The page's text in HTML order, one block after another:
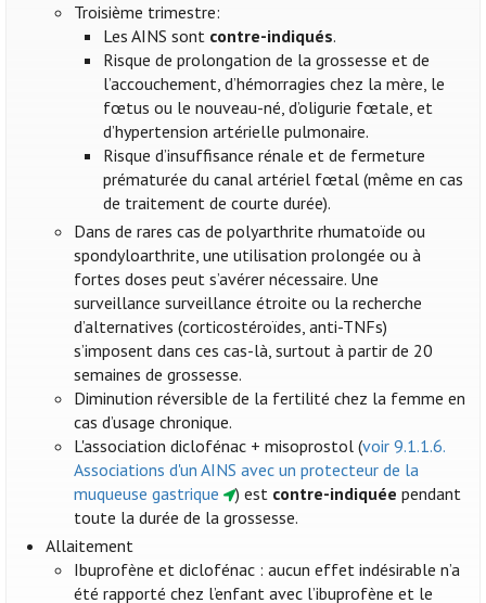
Troisième trimestre:
Les AINS sont contre-indiqués.
Risque de prolongation de la grossesse et de
l’accouchement, d’hémorragies chez la mère, le
fœtus ou le nouveau-né, d’oligurie fœtale, et
d’hypertension artérielle pulmonaire.
Risque d’insuffisance rénale et de fermeture
prématurée du canal artériel fœtal (même en cas
de traitement de courte durée).
Dans de rares cas de polyarthrite rhumatoïde ou
spondyloarthrite, une utilisation prolongée ou à
fortes doses peut s’avérer nécessaire. Une
surveillance surveillance étroite ou la recherche
d’alternatives (corticostéroïdes, anti-TNFs)
s’imposent dans ces cas-là, surtout à partir de 20
semaines de grossesse.
Diminution réversible de la fertilité chez la femme en
cas d’usage chronique.
L'association diclofénac + misoprostol (voir 9.1.1.6.
Associations d'un AINS avec un protecteur de la
muqueuse gastrique
) est contre-indiquée pendant
toute la durée de la grossesse.
Allaitement
Ibuprofène et diclofénac : aucun effet indésirable n’a
été rapporté chez l’enfant avec l’ibuprofène et le